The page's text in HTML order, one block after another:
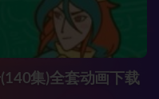
集)全套动画下载